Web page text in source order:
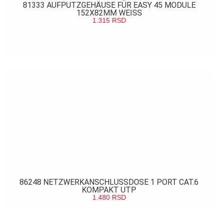
81333 AUFPUTZGEHÄUSE FÜR EASY 45 MODULE
152X82MM WEISS
1.315 RSD
86248 NETZWERKANSCHLUSSDOSE 1 PORT CAT.6
KOMPAKT UTP
1.480 RSD